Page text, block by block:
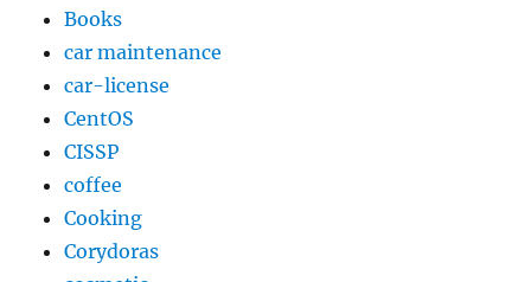
Books
car maintenance
car-license
CentOS
CISSP
coffee
Cooking
Corydoras